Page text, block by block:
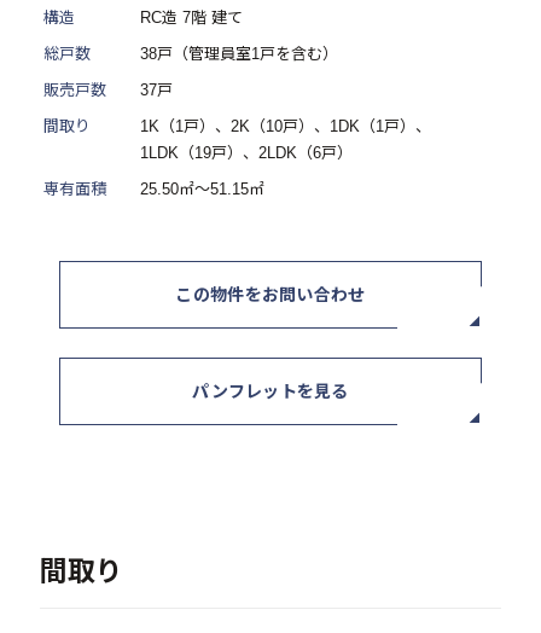
- 中途採用
ニュース / イベント
構造
RC造 7階 建て
総戸数
38戸（管理員室1戸を含む）
販売戸数
37戸
間取り
1K（1戸）、2K（10戸）、1DK（1戸）、
1LDK（19戸）、2LDK（6戸）
専有面積
25.50㎡～51.15㎡
この物件をお問い合わせ
パンフレットを見る
間取り